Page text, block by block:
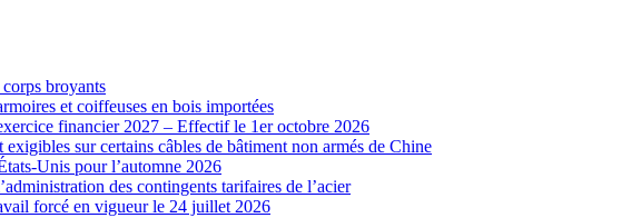
broyants
et coiffeuses en bois importées
financier 2027 – Effectif le 1er octobre 2026
sur certains câbles de bâtiment non armés de Chine
Unis pour l’automne 2026
des contingents tarifaires de l’acier
forcé en vigueur le 24 juillet 2026